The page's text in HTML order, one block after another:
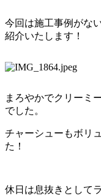
今回は施工事例がな
紹介いたします！
まろやかでクリーミ
でした。
チャーシューもボリ
た！
休日は息抜きとして